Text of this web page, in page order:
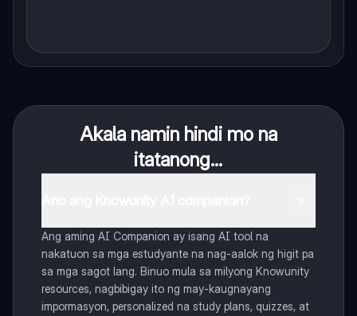
Akala namin hindi mo na
itatanong...
Ang aming AI Companion ay isang AI tool na
nakatuon sa mga estudyante na nag-aalok ng higit pa
sa mga sagot lang. Binuo mula sa milyong Knowunity
resources, nagbibigay ito ng may-kaugnayang
impormasyon, personalized na study plans, quizzes, at